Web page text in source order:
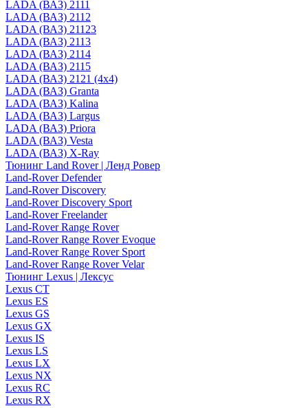
LADA (ВАЗ) 2111
LADA (ВАЗ) 2112
LADA (ВАЗ) 21123
LADA (ВАЗ) 2113
LADA (ВАЗ) 2114
LADA (ВАЗ) 2115
LADA (ВАЗ) 2121 (4x4)
LADA (ВАЗ) Granta
LADA (ВАЗ) Kalina
LADA (ВАЗ) Largus
LADA (ВАЗ) Priora
LADA (ВАЗ) Vesta
LADA (ВАЗ) X-Ray
Тюнинг Land Rover | Ленд Ровер
Land-Rover Defender
Land-Rover Discovery
Land-Rover Discovery Sport
Land-Rover Freelander
Land-Rover Range Rover
Land-Rover Range Rover Evoque
Land-Rover Range Rover Sport
Land-Rover Range Rover Velar
Тюнинг Lexus | Лексус
Lexus CT
Lexus ES
Lexus GS
Lexus GX
Lexus IS
Lexus LS
Lexus LX
Lexus NX
Lexus RC
Lexus RX